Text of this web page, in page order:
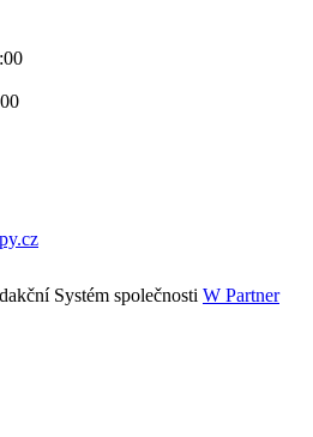
Systém společnosti W Partner